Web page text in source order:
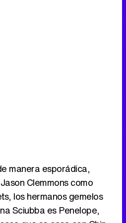
manera esporádica,
Clemmons como
los hermanos gemelos
Sciubba es Penelope,